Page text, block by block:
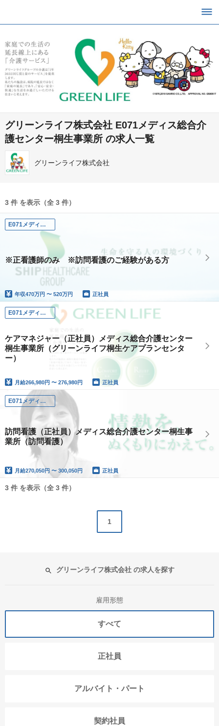
グリーンライフ株式会社 E071メディス総合介
護センター桐生事業所 の求人一覧
グリーンライフ株式会社
3 件 を表示（全 3 件）
E071メディス総合介護センター桐生事業所
※正看護師のみ ※訪問看護のご経験がある方
年収470万円 〜 520万円 正社員
E071メディス総合介護センター桐生事業所
ケアマネジャー（正社員）メディス総合介護センター
桐生事業所（グリーンライフ桐生ケアプランセンタ
ー）
月給266,980円 〜 276,980円 正社員
E071メディス総合介護センター桐生事業所
訪問看護（正社員）メディス総合介護センター桐生事
業所（訪問看護）
月給270,050円 〜 300,050円 正社員
3 件 を表示（全 3 件）
1
グリーンライフ株式会社 の求人を探す
雇用形態
すべて
正社員
アルバイト・パート
契約社員